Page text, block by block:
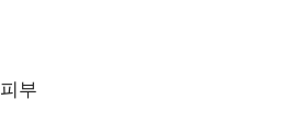
부